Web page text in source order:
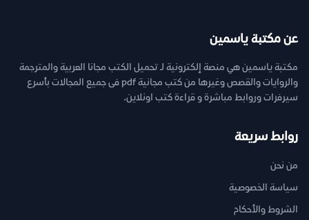
عن مكتبة ياسمين
مكتبة ياسمين هي منصة إلكترونية لـ تحميل الكتب مجانا العربية والمترجمة
والروايات والقصص وغيرها من كتب مجانية pdf فى جميع المجالات بأسرع
سيرفرات وروابط مباشرة و قراءة كتب اونلاين.
روابط سريعة
من نحن
سياسة الخصوصية
الشروط والأحكام